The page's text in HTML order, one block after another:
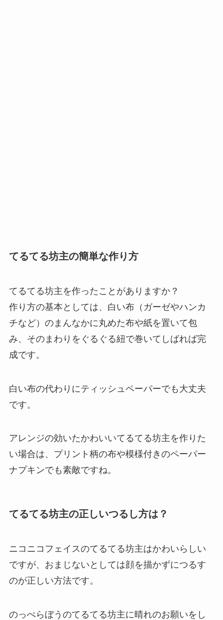
てるてる坊主の簡単な作り方
てるてる坊主を作ったことがありますか？
作り方の基本としては、白い布（ガーゼやハンカ
チなど）のまんなかに丸めた布や紙を置いて包
み、そのまわりをぐるぐる紐で巻いてしばれば完
成です。
白い布の代わりにティッシュペーパーでも大丈夫
です。
アレンジの効いたかわいいてるてる坊主を作りた
い場合は、プリント柄の布や模様付きのペーパー
ナプキンでも素敵ですね。
てるてる坊主の正しいつるし方は？
ニコニコフェイスのてるてる坊主はかわいらしい
ですが、おまじないとしては顔を描かずにつるす
のが正しい方法です。
のっぺらぼうのてるてる坊主に晴れのお願いをし